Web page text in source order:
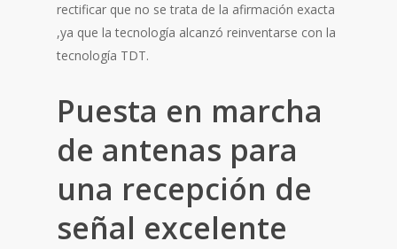
rectificar que no se trata de la afirmación exacta
,ya que la tecnología alcanzó reinventarse con la
tecnología TDT.
Puesta en marcha
de antenas para
una recepción de
señal excelente